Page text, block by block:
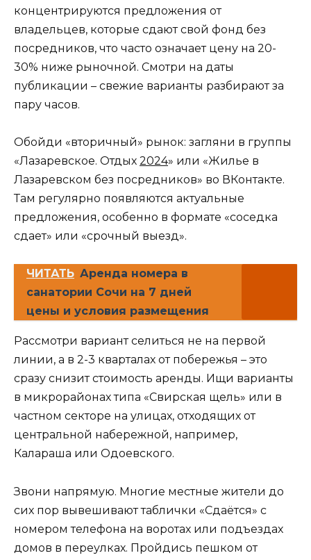
концентрируются предложения от
владельцев, которые сдают свой фонд без
посредников, что часто означает цену на 20-
30% ниже рыночной. Смотри на даты
публикации – свежие варианты разбирают за
пару часов.
Обойди «вторичный» рынок: загляни в группы
«Лазаревское. Отдых 2024» или «Жилье в
Лазаревском без посредников» во ВКонтакте.
Там регулярно появляются актуальные
предложения, особенно в формате «соседка
сдает» или «срочный выезд».
ЧИТАТЬ Аренда номера в
санатории Сочи на 7 дней
цены и условия размещения
Рассмотри вариант селиться не на первой
линии, а в 2-3 кварталах от побережья – это
сразу снизит стоимость аренды. Ищи варианты
в микрорайонах типа «Свирская щель» или в
частном секторе на улицах, отходящих от
центральной набережной, например,
Калараша или Одоевского.
Звони напрямую. Многие местные жители до
сих пор вывешивают таблички «Сдаётся» с
номером телефона на воротах или подъездах
домов в переулках. Пройдись пешком от